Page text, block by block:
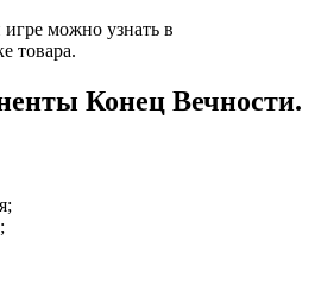
можно узнать в
товара.
Конец Вечности.